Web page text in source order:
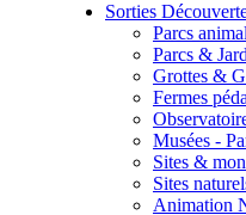
Sorties
Parcs
Parcs &
Grottes &
Fermes
Musées -
Sites &
Sites
Animation